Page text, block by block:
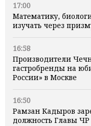
17:00
Математику,
изучать через
16:58
Производители
гастробренды на
России» в Москве
16:50
Рамзан Кадыров
должность Главы ЧР